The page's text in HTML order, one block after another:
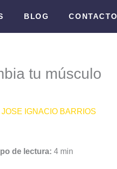
BLOG CONTACTO
tu músculo
JOSE IGNACIO BARRIOS
de lectura: 4 min